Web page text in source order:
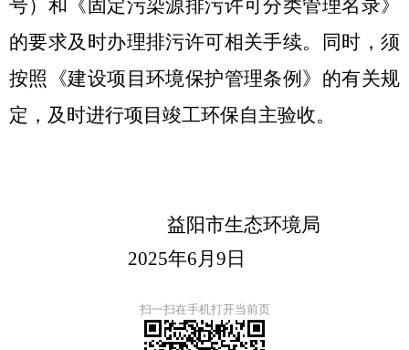
号）和《固定污染源排污许可分类管理名录》
的要求及时办理排污许可相关手续。同时，须
按照《建设项目环境保护管理条例》的有关规
定，及时进行项目竣工环保自主验收。
益阳市生态环境局
2025年6月 9 日
扫一扫在手机打开当前页